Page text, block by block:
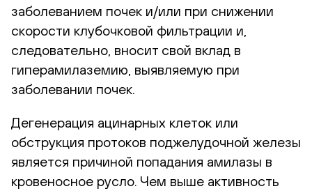
заболеванием почек и/или при снижении
скорости клубочковой фильтрации и,
следовательно, вносит свой вклад в
гиперамилаземию, выявляемую при
заболевании почек.
Дегенерация ацинарных клеток или
обструкция протоков поджелудочной железы
является причиной попадания амилазы в
кровеносное русло. Чем выше активность